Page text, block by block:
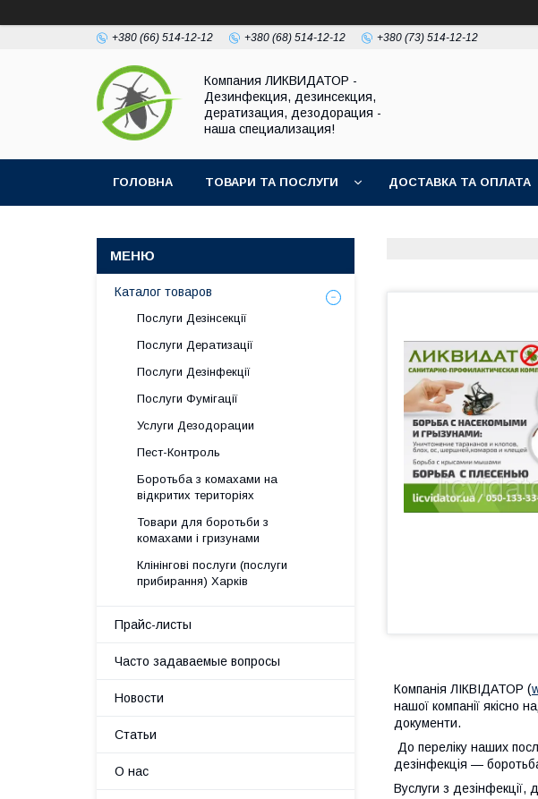
+380 (66) 514-12-12 +380 (68) 514-12-12 +380 (73) 514-12-12
Компания ЛИКВИДАТОР -
Дезинфекция, дезинсекция,
дератизация, дезодорация -
наша специализация!
ГОЛОВНА ТОВАРИ ТА ПОСЛУГИ ДОСТАВКА ТА ОПЛАТА
Компанія ЛІКВІДАТОР (
нашої компанії якісно
документи.
До переліку наших
дезінфекція —
Вуслуги з дезінфекції,
Каталог товаров
Послуги Дезінсекції
Послуги Дератизації
Послуги Дезінфекції
Послуги Фумігації
Услуги Дезодорации
Пест-Контроль
Боротьба з комахами на
відкритих територіях
Товари для боротьби з
комахами і гризунами
Клінінгові послуги (послуги
прибирання) Харків
Прайс-листы
Часто задаваемые вопросы
Новости
Статьи
О нас